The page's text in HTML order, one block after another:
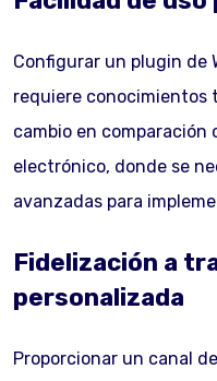
Configurar un plugin de
requiere conocimientos
cambio en comparación
electrónico, donde se
avanzadas para
Fidelización a
personalizada
Proporcionar un canal